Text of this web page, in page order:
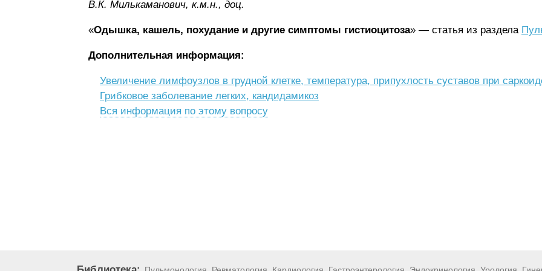
В.К. Милькaмaнoвич, к.м.н., доц.
«Одышка, кашель, похудание и другие симптомы гистиоцитоза» — статья из раздела
Дополнительная информация:
Увеличение лимфоузлов в грудной клетке, температура, припухлость суставов при
Грибковое заболевание легких, кандидамикоз
Вся информация по этому вопросу